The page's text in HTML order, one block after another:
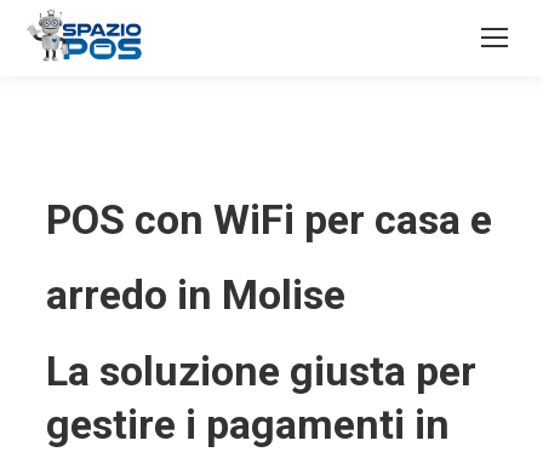
POS con WiFi per casa e
arredo in Molise
La soluzione giusta per
gestire i pagamenti in